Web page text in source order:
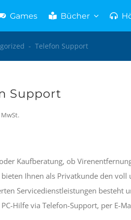
Games Bücher
- Telefon Support
Support
Kaufberatung, ob
bieten Ihnen als Privatkunde den voll
Servicedienstleistungen besteht
Hilfe via Telefon-Support, per E-